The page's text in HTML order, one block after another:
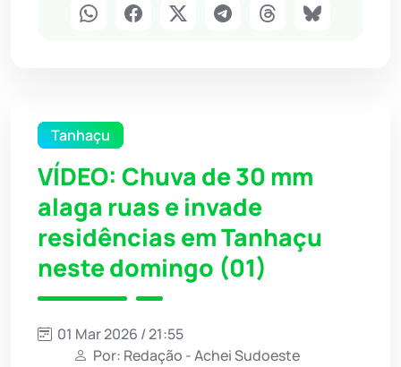
Tanhaçu
VÍDEO: Chuva de 30 mm
alaga ruas e invade
residências em Tanhaçu
neste domingo (01)
01 Mar 2026 / 21:55
Por: Redação - Achei Sudoeste